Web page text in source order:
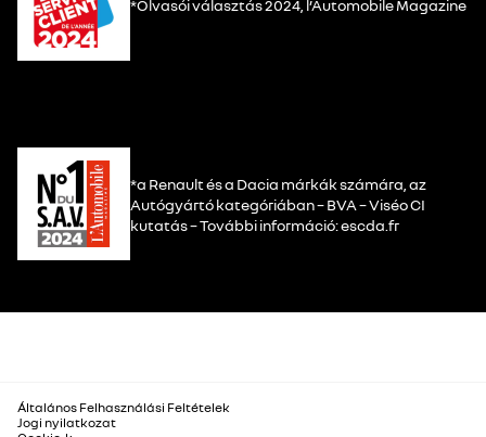
*Olvasói választás 2024, l’Automobile Magazine
*a Renault és a Dacia márkák számára, az
Autógyártó kategóriában – BVA – Viséo CI
kutatás – További információ: escda.fr
Általános Felhasználási Feltételek
Jogi nyilatkozat